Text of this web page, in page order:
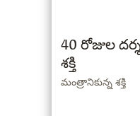
40 రోజుల
శక్తి
మంత్రానికున్న శక్తి